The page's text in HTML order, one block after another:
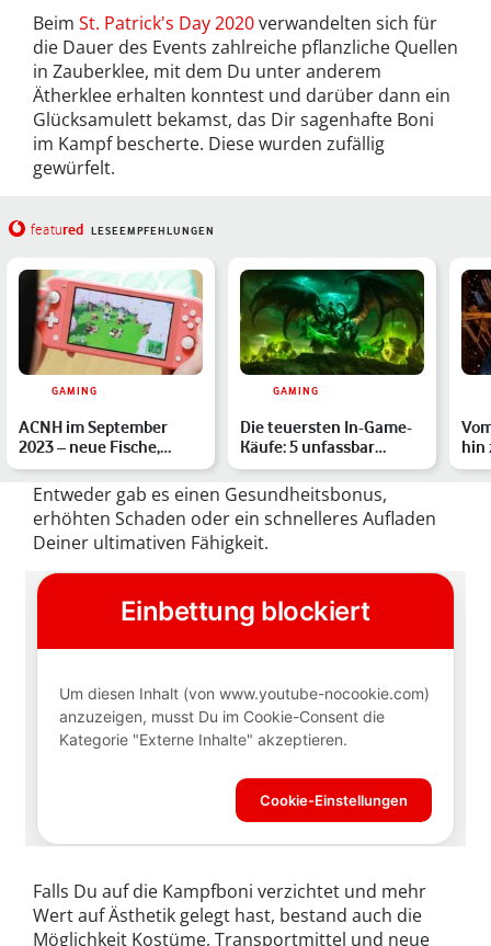
Beim St. Patrick's Day 2020verwandelten sich für
die Dauer des Events zahlreiche pflanzliche Quellen
in Zauberklee, mit dem Du unter anderem
Ätherklee erhalten konntest und darüber dann ein
Glücksamulett bekamst, das Dir sagenhafte Boni
im Kampf bescherte. Diese wurden zufällig
gewürfelt.
featured LESEEMPFEHLUNGEN
GAMING
ACNH im September
2023 – neue Fische,
Insekten & mehr im
Überblic…
GAMING
Die teuersten In-Game-
Käufe: 5 unfassbar
kostspielige Items in Vi…
hin
Entweder gab es einen Gesundheitsbonus,
erhöhten Schaden oder ein schnelleres Aufladen
Deiner ultimativen Fähigkeit.
Falls Du auf die Kampfboni verzichtet und mehr
Wert auf Ästhetik gelegt hast, bestand auch die
Möglichkeit Kostüme, Transportmittel und neue